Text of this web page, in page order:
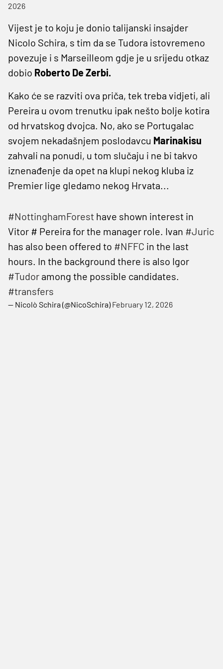
2026
Vijest je to koju je donio talijanski insajder
Nicolo Schira, s tim da se Tudora istovremeno
povezuje i s Marseilleom gdje je u srijedu otkaz
dobio Roberto De Zerbi.
Kako će se razviti ova priča, tek treba vidjeti, ali
Pereira u ovom trenutku ipak nešto bolje kotira
od hrvatskog dvojca. No, ako se Portugalac
svojem nekadašnjem poslodavcu Marinakisu
zahvali na ponudi, u tom slučaju i ne bi takvo
iznenađenje da opet na klupi nekog kluba iz
Premier lige gledamo nekog Hrvata...
#NottinghamForest have shown interest in
Vitor # Pereira for the manager role. Ivan #Juric
has also been offered to #NFFC in the last
hours. In the background there is also Igor
#Tudor among the possible candidates.
#transfers
— Nicolò Schira (@NicoSchira)February 12, 2026